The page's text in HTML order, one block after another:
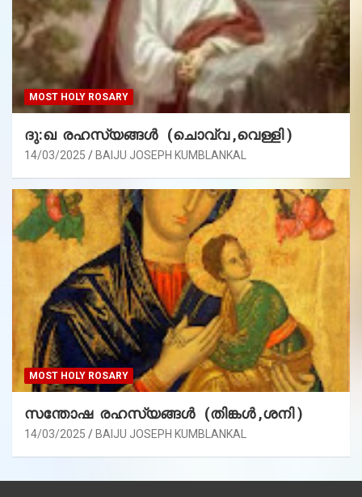
MOST HOLY ROSARY
ദു:ഖ രഹസ്യങ്ങൾ (ചൊവ്വ ,വെള്ളി )
14/03/2025 BAIJU JOSEPH KUMBLANKAL
MOST HOLY ROSARY
സന്തോഷ രഹസ്യങ്ങൾ (തിങ്കൾ ,ശനി )
14/03/2025 BAIJU JOSEPH KUMBLANKAL